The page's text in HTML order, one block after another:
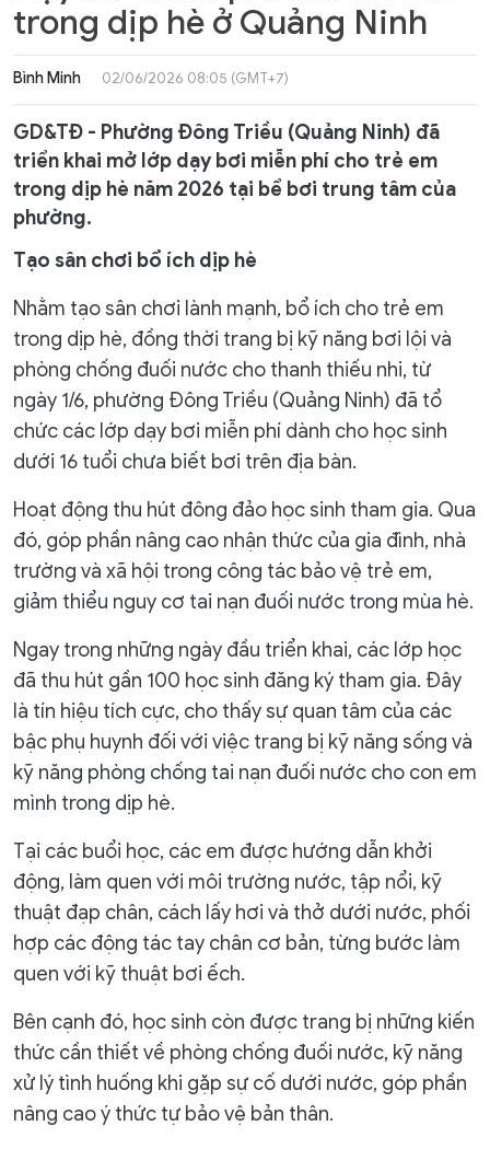
trong dịp hè ở Quảng Ninh
Bình Minh 02/06/2026 08:05 (GMT+7)
GD&TĐ - Phường Đông Triều (Quảng Ninh) đã
triển khai mở lớp dạy bơi miễn phí cho trẻ em
trong dịp hè năm 2026 tại bể bơi trung tâm của
phường.
Tạo sân chơi bổ ích dịp hè
Nhằm tạo sân chơi lành mạnh, bổ ích cho trẻ em
trong dịp hè, đồng thời trang bị kỹ năng bơi lội và
phòng chống đuối nước cho thanh thiếu nhi, từ
ngày 1/6, phường Đông Triều (Quảng Ninh) đã tổ
chức các lớp dạy bơi miễn phí dành cho học sinh
dưới 16 tuổi chưa biết bơi trên địa bàn.
Hoạt động thu hút đông đảo học sinh tham gia. Qua
đó, góp phần nâng cao nhận thức của gia đình, nhà
trường và xã hội trong công tác bảo vệ trẻ em,
giảm thiểu nguy cơ tai nạn đuối nước trong mùa hè.
Ngay trong những ngày đầu triển khai, các lớp học
đã thu hút gần 100 học sinh đăng ký tham gia. Đây
là tín hiệu tích cực, cho thấy sự quan tâm của các
bậc phụ huynh đối với việc trang bị kỹ năng sống và
kỹ năng phòng chống tai nạn đuối nước cho con em
mình trong dịp hè.
Tại các buổi học, các em được hướng dẫn khởi
động, làm quen với môi trường nước, tập nổi, kỹ
thuật đạp chân, cách lấy hơi và thở dưới nước, phối
hợp các động tác tay chân cơ bản, từng bước làm
quen với kỹ thuật bơi ếch.
Bên cạnh đó, học sinh còn được trang bị những kiến
thức cần thiết về phòng chống đuối nước, kỹ năng
xử lý tình huống khi gặp sự cố dưới nước, góp phần
nâng cao ý thức tự bảo vệ bản thân.